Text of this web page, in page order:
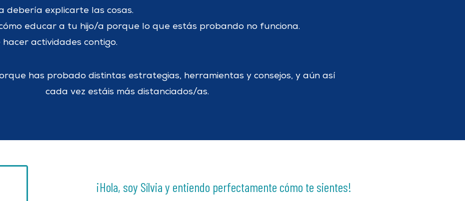
debería explicarte las cosas.
educar a tu hijo/a porque lo que estás probando no funciona.
actividades contigo.
has probado distintas estrategias, herramientas y consejos, y aún así
cada vez estáis más distanciados/as.
¡Hola, soy Sílvia y entiendo perfectamente cómo te sientes!